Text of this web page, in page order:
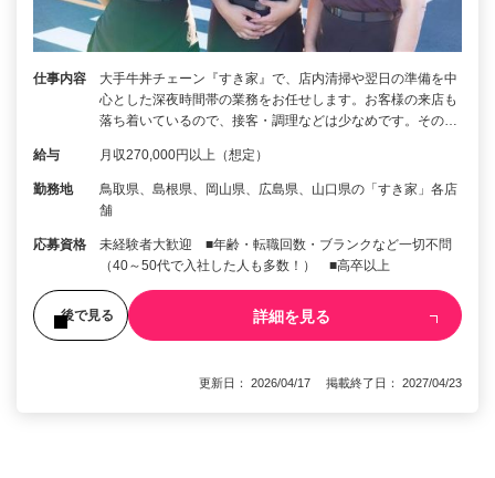
仕事内容
大手牛丼チェーン『すき家』で、店内清掃や翌日の準備を中
心とした深夜時間帯の業務をお任せします。お客様の来店も
落ち着いているので、接客・調理などは少なめです。その…
給与 月収270,000円以上（想定）
勤務地
鳥取県、島根県、岡山県、広島県、山口県の「すき家」各店
舗
応募資格
未経験者大歓迎 ■年齢・転職回数・ブランクなど一切不問
（40～50代で入社した人も多数！） ■高卒以上
後で見る 詳細を見る
更新日： 2026/04/17 掲載終了日： 2027/04/23